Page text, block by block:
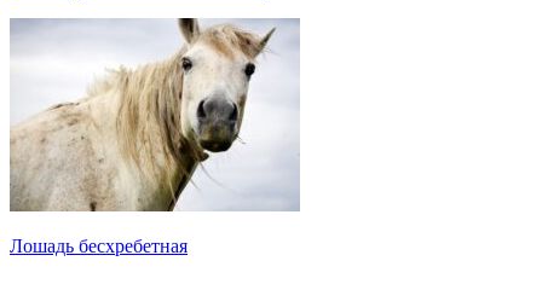
Лошадь бесхребетная